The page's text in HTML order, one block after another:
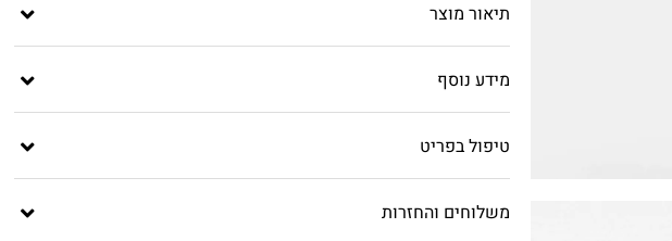
תיאור מוצר
מידע נוסף
טיפול בפריט
משלוחים והחזרות